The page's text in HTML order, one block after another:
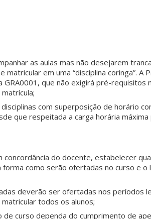
as aulas mas não desejarem
em uma “disciplina coringa”. A
GRA0001, que não exigirá pré-requisitos
com superposição de horário
que respeitada a carga horária
concordância do docente, estabelecer
como serão ofertadas no curso e o
deverão ser ofertadas nos períodos
todos os alunos;
de curso dependa do cumprimento de